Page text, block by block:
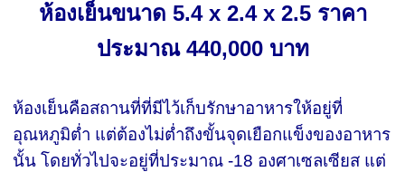
ห้องเย็นขนาด 5.4 x 2.4 x 2.5 ราคา
ประมาณ 440,000 บาท
ห้องเย็นคือสถานที่ที่มีไว้เก็บรักษาอาหารให้อยู่ที่
อุณหภูมิต่ำ แต่ต้องไม่ต่ำถึงขั้นจุดเยือกแข็งของอาหาร
นั้น โดยทั่วไปจะอยู่ที่ประมาณ -18 องศาเซลเซียส แต่